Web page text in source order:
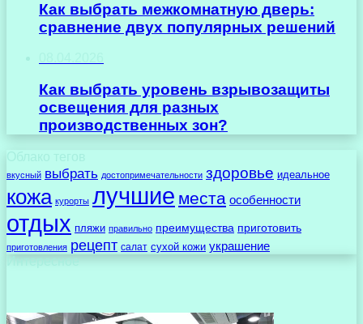
Как выбрать межкомнатную дверь:
сравнение двух популярных решений
Как выбрать уровень взрывозащиты
освещения для разных
производственных зон?
Облако тегов
вкусный выбрать достопримечательности здоровье идеальное
кожа курорты лучшие места особенности
отдых пляжи правильно преимущества приготовить
приготовления рецепт салат сухой кожи украшение